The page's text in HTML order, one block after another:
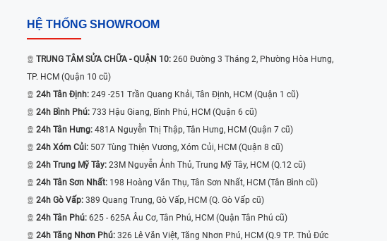
HỆ THỐNG SHOWROOM
TRUNG TÂM SỬA CHỮA - QUẬN 10: 260 Đường 3 Tháng 2, Phường Hòa Hưng,
TP. HCM (Quận 10 cũ)
24h Tân Định: 249 -251 Trần Quang Khải, Tân Định, HCM (Quận 1 cũ)
24h Bình Phú: 733 Hậu Giang, Bình Phú, HCM (Quận 6 cũ)
24h Tân Hưng: 481A Nguyễn Thị Thập, Tân Hưng, HCM (Quận 7 cũ)
24h Xóm Củi: 507 Tùng Thiện Vương, Xóm Củi, HCM (Quận 8 cũ)
24h Trung Mỹ Tây: 23M Nguyễn Ảnh Thủ, Trung Mỹ Tây, HCM (Q.12 cũ)
24h Tân Sơn Nhất: 198 Hoàng Văn Thụ, Tân Sơn Nhất, HCM (Tân Bình cũ)
24h Gò Vấp: 389 Quang Trung, Gò Vấp, HCM (Q. Gò Vấp cũ)
24h Tân Phú: 625 - 625A Âu Cơ, Tân Phú, HCM (Quận Tân Phú cũ)
24h Tăng Nhơn Phú: 326 Lê Văn Việt, Tăng Nhơn Phú, HCM (Q.9 TP. Thủ Đức